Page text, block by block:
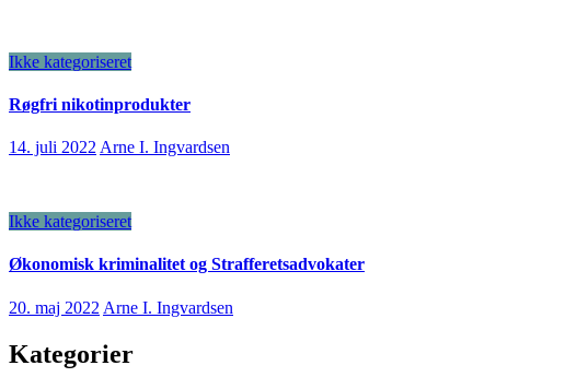
Ikke kategoriseret
Røgfri nikotinprodukter
14. juli 2022 Arne I. Ingvardsen
Ikke kategoriseret
Økonomisk kriminalitet og Strafferetsadvokater
20. maj 2022 Arne I. Ingvardsen
Kategorier